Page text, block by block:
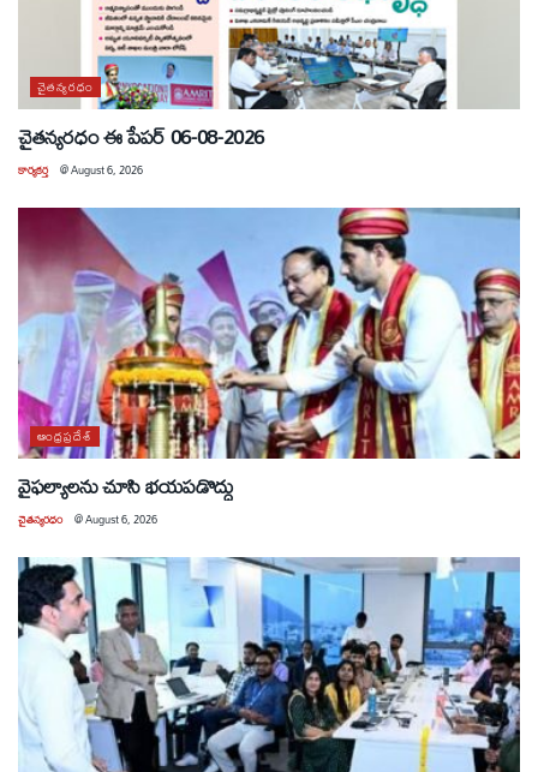
చైతన్యరధం
చైతన్యరధం ఈ పేపర్ 06-08-2026
కార్యకర్త @August 6, 2026
ఆంధ్రప్రదేశ్
వైఫల్యాలను చూసి భయపడొద్దు
చైతన్యరధం @August 6, 2026